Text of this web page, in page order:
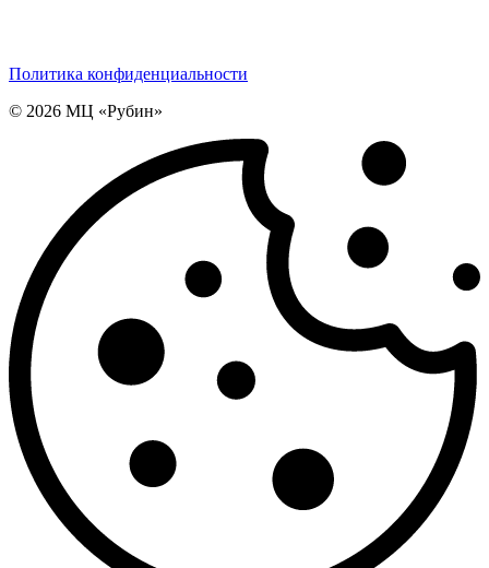
Политика конфиденциальности
© 2026 МЦ «Рубин»